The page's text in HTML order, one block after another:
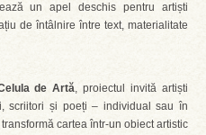
un apel deschis pentru artiști
de întâlnire între text, materialitate
de Artă, proiectul invită artiști
scriitori și poeți – individual sau în
cartea într-un obiect artistic